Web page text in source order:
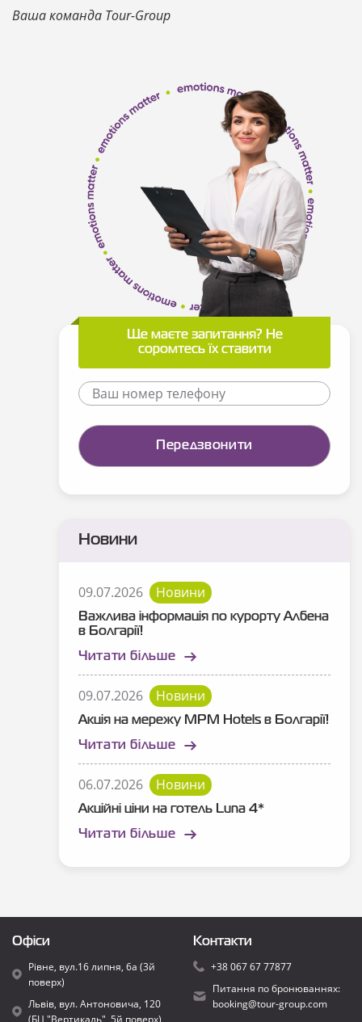
Ваша команда Tour-Group
Ще маєте запитання? Не
соромтесь їх ставити
Новини
09.07.2026 Новини
Важлива інформація по курорту Албена
в Болгарії!
Читати більше
09.07.2026 Новини
Акція на мережу MPM Hotels в Болгарії!
Читати більше
06.07.2026 Новини
Акційні ціни на готель Luna 4*
Читати більше
Офіси
Рівне, вул.16 липня, 6а (3й
поверх)
Львів, вул. Антоновича, 120
(БЦ "Вертикаль", 5й поверх)
Контакти
+38 067 67 77877
Питання по бронюваннях:
booking@tour-group.com